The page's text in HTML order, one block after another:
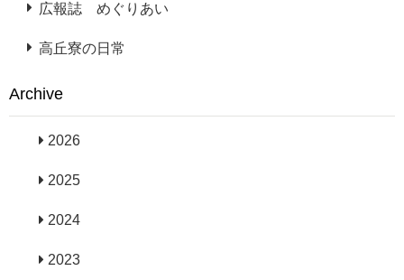
広報誌 めぐりあい
高丘寮の日常
Archive
2026
2025
2024
2023